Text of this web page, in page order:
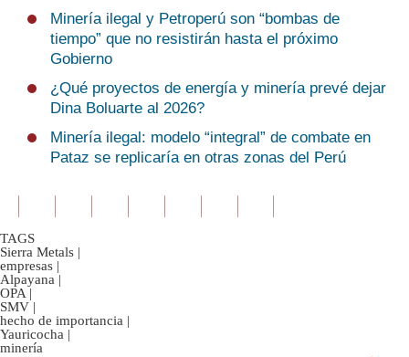
Minería ilegal y Petroperú son “bombas de
tiempo” que no resistirán hasta el próximo
Gobierno
¿Qué proyectos de energía y minería prevé dejar
Dina Boluarte al 2026?
Minería ilegal: modelo “integral” de combate en
Pataz se replicaría en otras zonas del Perú
TAGS
Sierra Metals |
empresas |
Alpayana |
OPA |
SMV |
hecho de importancia |
Yauricocha |
minería